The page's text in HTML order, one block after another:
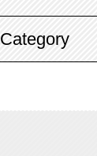
Category